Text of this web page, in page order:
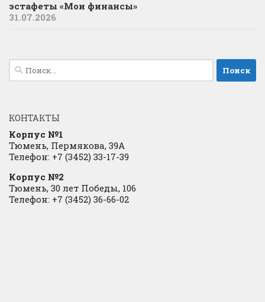
эстафеты «Мои финансы»
31.07.2026
Найти:
КОНТАКТЫ
Корпус №1
Тюмень, Пермякова, 39А
Телефон: +7 (3452) 33-17-39
Корпус №2
Тюмень, 30 лет Победы, 106
Телефон: +7 (3452) 36-66-02